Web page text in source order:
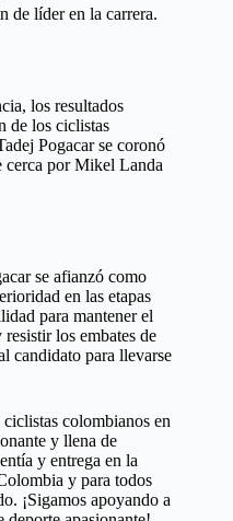
de líder en la carrera.
los resultados
de los ciclistas
Pogacar se coronó
cerca por Mikel Landa
se afianzó como
en las etapas
para mantener el
los embates de
candidato para llevarse
colombianos en
y llena de
y entrega en la
y para todos
¡Sigamos apoyando a